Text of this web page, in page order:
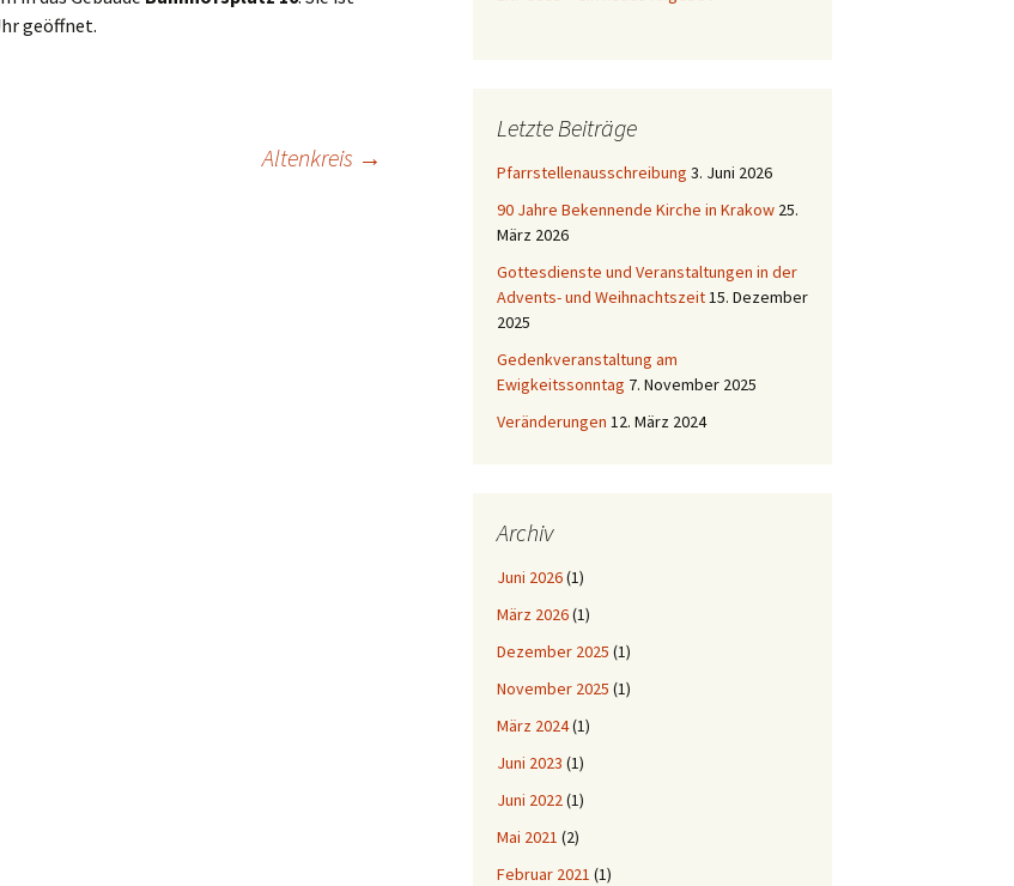
Karow
geöffnet.
Altenkreis →
Letzte Beiträge
Pfarrstellenausschreibung 3. Juni 2026
90 Jahre Bekennende Kirche in Krakow 25.
März 2026
Gottesdienste und Veranstaltungen in der
Advents- und Weihnachtszeit15. Dezember
2025
Gedenkveranstaltung am
Ewigkeitssonntag 7. November 2025
Veränderungen 12. März 2024
Archiv
Juni 2026(1)
März 2026(1)
Dezember 2025 (1)
November 2025 (1)
März 2024(1)
Juni 2023 (1)
Juni 2022(1)
Mai 2021 (2)
Februar 2021 (1)